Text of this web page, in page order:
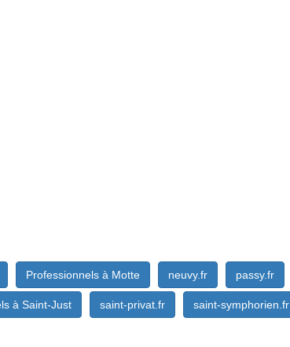
Professionnels à Motte neuvy.fr passy.fr
à Saint-Just saint-privat.fr saint-symphorien.fr